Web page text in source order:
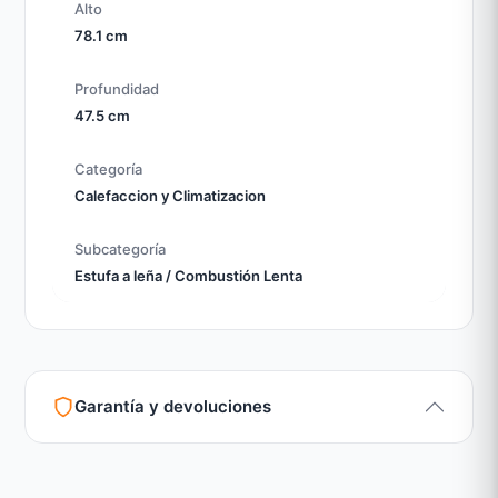
Alto
78.1 cm
Profundidad
47.5 cm
Categoría
Calefaccion y Climatizacion
Subcategoría
Estufa a leña / Combustión Lenta
Garantía y devoluciones